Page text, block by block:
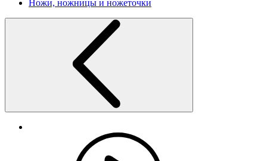
Ножи, ножницы и ножеточки